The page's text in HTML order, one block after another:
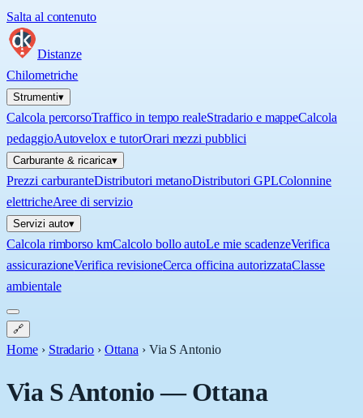
Salta al contenuto
Distanze
Chilometriche
Strumenti▾
Calcola percorsoTraffico in tempo realeStradario e mappeCalcola
pedaggioAutovelox e tutorOrari mezzi pubblici
Carburante & ricarica▾
Prezzi carburanteDistributori metanoDistributori GPLColonnine
elettricheAree di servizio
Servizi auto▾
Calcola rimborso kmCalcolo bollo autoLe mie scadenzeVerifica
assicurazioneVerifica revisioneCerca officina autorizzataClasse
ambientale
🔗
Home › Stradario › Ottana › Via S Antonio
Via S Antonio—Ottana